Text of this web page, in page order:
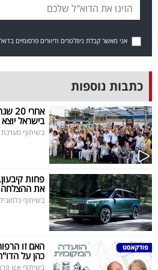
אחרינו:
אני מאשר קבלת ניוזלטרים ודיוורים פרסומיים
כתבות נוספות
בישראל
בשיתוף מערכת
פחות
את ההצלחה
בשיתוף כלמוביל
האם זו
כהן על
בשיתוף ice פרויקטים